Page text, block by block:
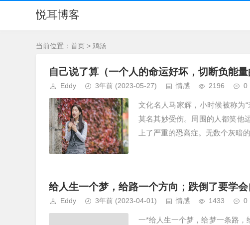
悦耳博客
当前位置： 首页 > 鸡汤
自己说了算（一个人的命运好坏，切断负能
Eddy 3年前 (2023-05-27) 情感 2196 0
文化名人马家辉，小时候被称为
莫名其妙受伤。周围的人都笑他
上了严重的恐高症。无数个灰暗
给人生一个梦，给路一个方向；跌倒了要学
Eddy 3年前 (2023-04-01) 情感 1433 0
一*给人生一个梦，给梦一条路，